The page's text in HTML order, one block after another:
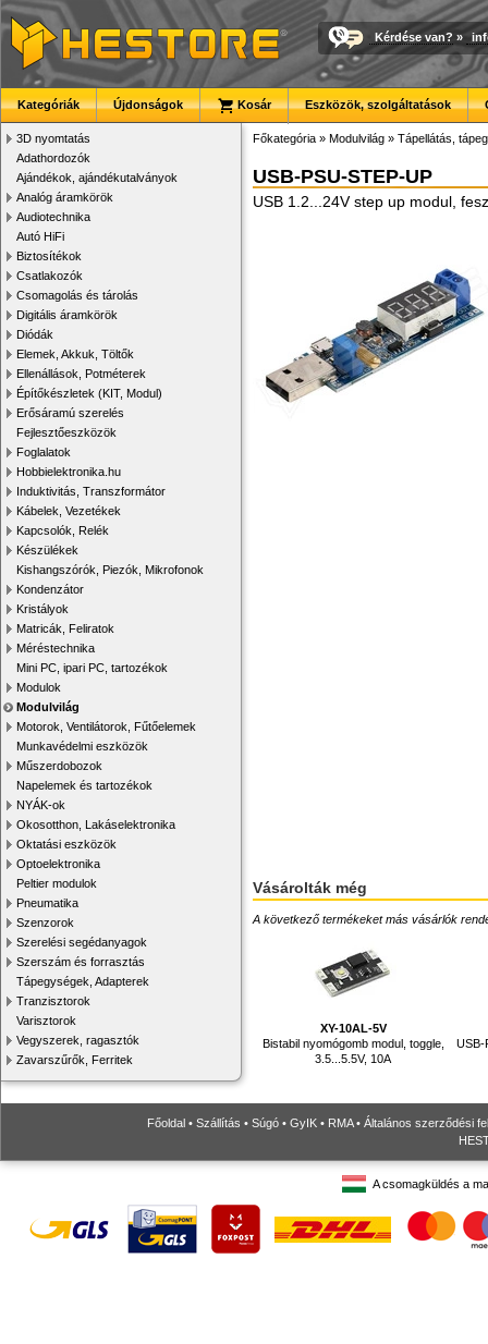
Kérdése van? »
Kategóriák Újdonságok Kosár Eszközök, szolgáltatások
3D nyomtatás
Adathordozók
Ajándékok, ajándékutalványok
Analóg áramkörök
Audiotechnika
Autó HiFi
Biztosítékok
Csatlakozók
Csomagolás és tárolás
Digitális áramkörök
Diódák
Elemek, Akkuk, Töltők
Ellenállások, Potméterek
Építőkészletek (KIT, Modul)
Erősáramú szerelés
Fejlesztőeszközök
Foglalatok
Hobbielektronika.hu
Induktivitás, Transzformátor
Kábelek, Vezetékek
Kapcsolók, Relék
Készülékek
Kishangszórók, Piezók, Mikrofonok
Kondenzátor
Kristályok
Matricák, Feliratok
Méréstechnika
Mini PC, ipari PC, tartozékok
Modulok
Modulvilág
Motorok, Ventilátorok, Fűtőelemek
Munkavédelmi eszközök
Műszerdobozok
Napelemek és tartozékok
NYÁK-ok
Okosotthon, Lakáselektronika
Oktatási eszközök
Optoelektronika
Peltier modulok
Pneumatika
Szenzorok
Szerelési segédanyagok
Szerszám és forrasztás
Tápegységek, Adapterek
Tranzisztorok
Varisztorok
Vegyszerek, ragasztók
Zavarszűrők, Ferritek
Főkategória » Modulvilág » Tápellátás,
USB-PSU-STEP-UP
USB 1.2...24V step up modul,
Vásárolták még
A következő termékeket más vásárlók
XY-10AL-5V
Bistabil nyomógomb modul, toggle,
3.5...5.5V, 10A
USB-
Főoldal • Szállítás • Súgó • GyIK • RMA• Általános szerződési
A csomagküldés a